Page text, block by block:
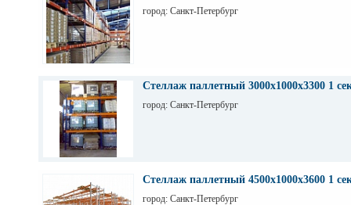
город: Санкт-Петербург
Стеллаж паллетный 3000х1000х3300 1
город: Санкт-Петербург
Стеллаж паллетный 4500х1000х3600 1
город: Санкт-Петербург